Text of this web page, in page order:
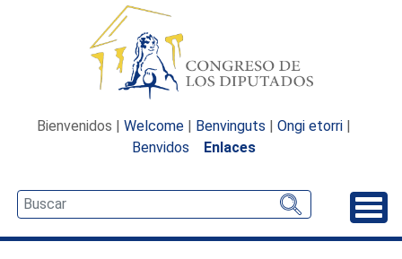
Bienvenidos | Welcome | Benvinguts | Ongi etorri |
Benvidos
Enlaces